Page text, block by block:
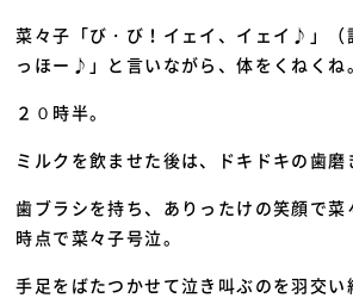
菜々子「び・び！イェイ、イェイ ♪」（
っほー♪」と言いながら、体をくねくね。
２０時半。
ミルクを飲ませた後は、ドキドキの歯磨
歯ブラシを持ち、ありったけの笑顔で菜
時点で菜々子号泣。
手足をばたつかせて泣き叫ぶのを羽交い